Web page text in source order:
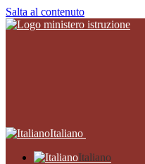
Salta al contenuto
Italiano
Italiano